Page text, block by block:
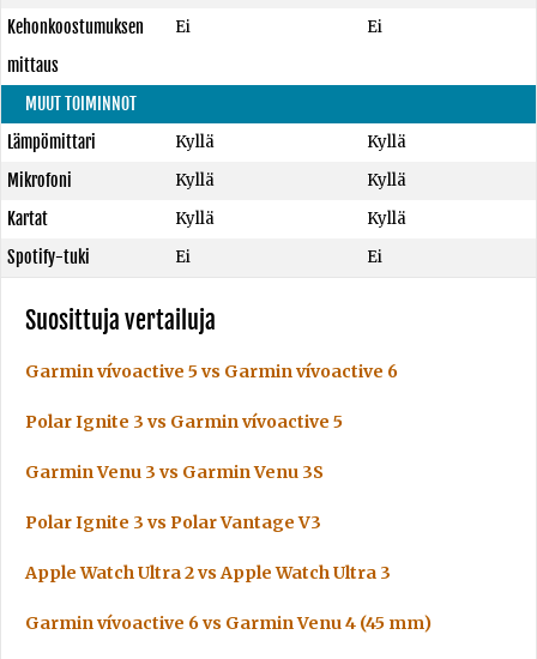
Kehonkoostumuksen
mittaus
Ei Ei
MUUT TOIMINNOT
Lämpömittari
Kyllä
Kyllä
Mikrofoni
Kyllä
Kyllä
Kartat
Kyllä
Kyllä
Spotify-tuki
Ei Ei
Suosittuja vertailuja
Garmin vívoactive 5 vs Garmin vívoactive 6
Polar Ignite 3 vs Garmin vívoactive 5
Garmin Venu 3 vs Garmin Venu 3S
Polar Ignite 3 vs Polar Vantage V3
Apple Watch Ultra 2 vs Apple Watch Ultra 3
Garmin vívoactive 6 vs Garmin Venu 4 (45 mm)